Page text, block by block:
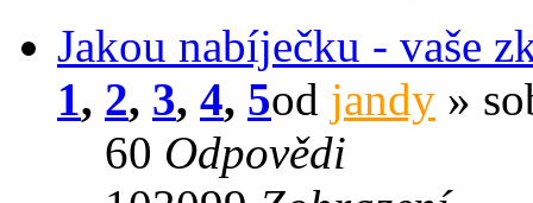
Jakou nabíječku - vaše
1, 2, 3, 4, 5od jandy »
60 Odpovědi